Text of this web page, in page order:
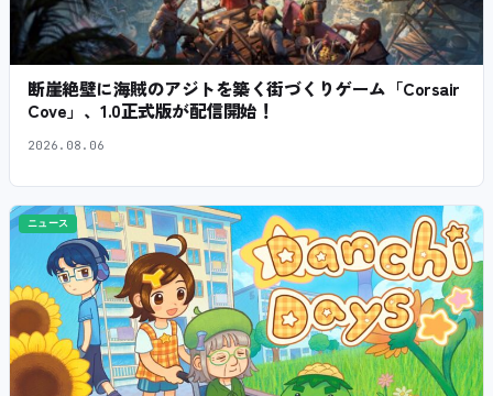
断崖絶壁に海賊のアジトを築く街づくりゲーム「Corsair
Cove」、1.0正式版が配信開始！
2026.08.06
ニュース